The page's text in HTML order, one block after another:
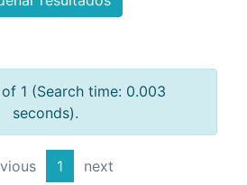
of 1 (Search time: 0.003
seconds).
1 next